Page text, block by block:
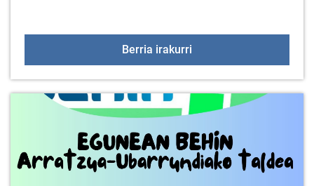
Berria irakurri